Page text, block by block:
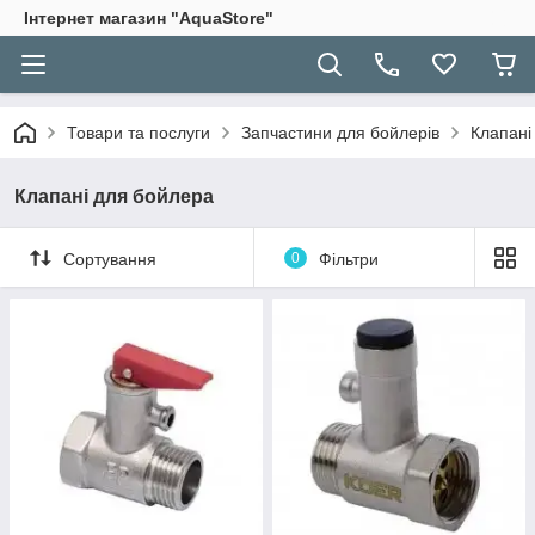
Інтернет магазин "AquaStore"
Товари та послуги Запчастини для бойлерів
Клапані для бойлера
Сортування 0 Фільтри